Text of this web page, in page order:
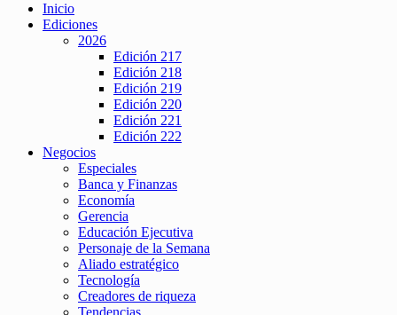
Inicio
Ediciones
2026
Edición 217
Edición 218
Edición 219
Edición 220
Edición 221
Edición 222
Negocios
Especiales
Banca y Finanzas
Economía
Gerencia
Educación Ejecutiva
Personaje de la Semana
Aliado estratégico
Tecnología
Creadores de riqueza
Tendencias